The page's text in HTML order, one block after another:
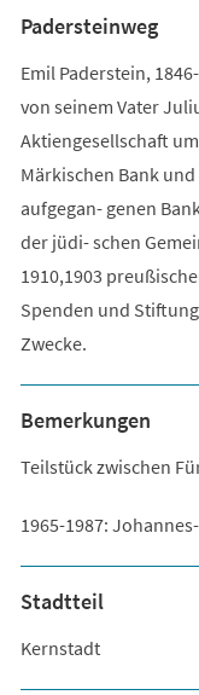
Padersteinweg
Emil Paderstein,
von seinem Vater
Aktiengesellschaft
Märkischen Bank
aufgegan- genen
der jüdi- schen
1910,1903
Spenden und
Zwecke.
Bemerkungen
Teilstück zwischen
1965-1987:
Stadtteil
Kernstadt